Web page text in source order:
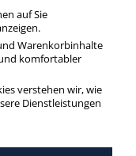
auf Sie
Warenkorbinhalte
komfortabler
verstehen wir, wie
Dienstleistungen